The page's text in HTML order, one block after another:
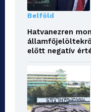
Belföld
Hatvanezren
előtt negatív